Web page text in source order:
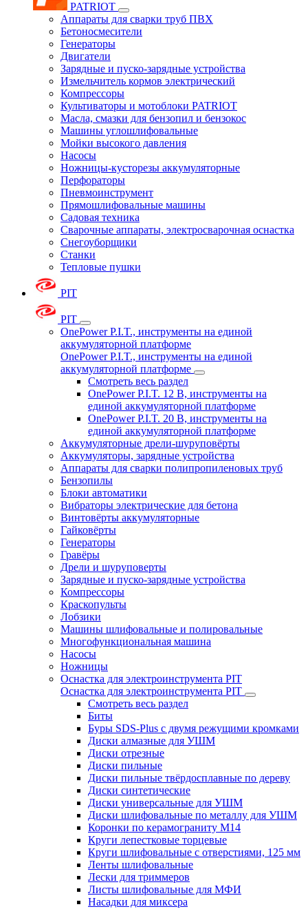
PATRIOT
Аппараты для сварки труб ПВХ
Бетоносмесители
Генераторы
Двигатели
Зарядные и пуско-зарядные устройства
Измельчитель кормов электрический
Компрессоры
Культиваторы и мотоблоки PATRIOT
Масла, смазки для бензопил и бензокос
Машины углошлифовальные
Мойки высокого давления
Насосы
Ножницы-кусторезы аккумуляторные
Перфораторы
Пневмоинструмент
Прямошлифовальные машины
Садовая техника
Сварочные аппараты, электросварочная оснастка
Снегоуборщики
Станки
Тепловые пушки
PIT
PIT
OnePower P.I.T., инструменты на единой
аккумуляторной платформе
OnePower P.I.T., инструменты на единой
аккумуляторной платформе
Смотреть весь раздел
OnePower P.I.T. 12 В, инструменты на
единой аккумуляторной платформе
OnePower P.I.T. 20 В, инструменты на
единой аккумуляторной платформе
Аккумуляторные дрели-шуруповёрты
Аккумуляторы, зарядные устройства
Аппараты для сварки полипропиленовых труб
Бензопилы
Блоки автоматики
Вибраторы электрические для бетона
Винтовёрты аккумуляторные
Гайковёрты
Генераторы
Гравёры
Дрели и шуруповерты
Зарядные и пуско-зарядные устройства
Компрессоры
Краскопульты
Лобзики
Машины шлифовальные и полировальные
Многофункциональная машина
Насосы
Ножницы
Оснастка для электроинструмента PIT
Оснастка для электроинструмента PIT
Смотреть весь раздел
Биты
Буры SDS-Plus c двумя режущими кромками
Диски алмазные для УШМ
Диски отрезные
Диски пильные
Диски пильные твёрдосплавные по дереву
Диски синтетические
Диски универсальные для УШМ
Диски шлифовальные по металлу для УШМ
Коронки по керамограниту M14
Круги лепестковые торцевые
Круги шлифовальные с отверстиями, 125 мм
Ленты шлифовальные
Лески для триммеров
Листы шлифовальные для МФИ
Насадки для миксера